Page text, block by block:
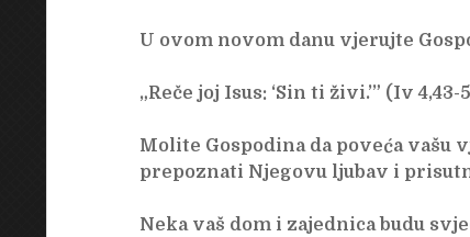
U ovom novom danu vjerujte
„Reče joj Isus: ‘Sin ti živi.’” (Iv 4,43-
Molite Gospodina da poveća vašu
prepoznati Njegovu ljubav i
Neka vaš dom i zajednica budu